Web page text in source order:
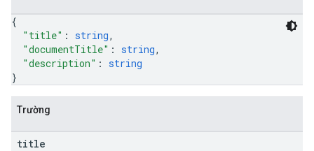
{
"title" : string,
"documentTitle" : string,
"description" : string
}
Trường
title